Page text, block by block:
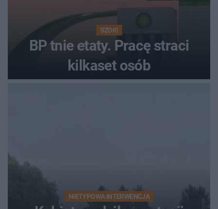
SZOK!
BP tnie etaty. Pracę straci
kilkaset osób
NIETYPOWA INTERWENCJA